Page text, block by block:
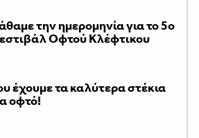
την ημερομηνία για το 5ο
Οφτού Κλέφτικου
έχουμε τα καλύτερα στέκια
οφτό!